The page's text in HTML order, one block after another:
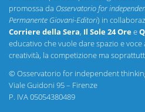
promossa da Osservatorio for
Permanente Giovani-Editori) in
Corriere della Sera, Il Sole 24 Oree
educativo che vuole dare spazio e voce
creatività, la competizione ma
©Osservatorio for independent
Viale Guidoni 95 – Firenze
P. IVA 05054380489